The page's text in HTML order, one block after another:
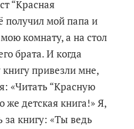
“Красная
получил мой папа и
комнату, а на стол
брата. И когда
книгу привезли мне,
«Читать “Красную
же детская книга!» Я,
за книгу: «Ты ведь